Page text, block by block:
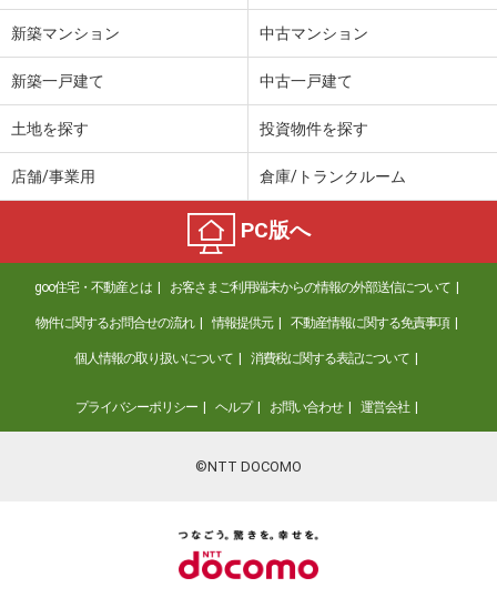
新築マンション 中古マンション
新築一戸建て 中古一戸建て
土地を探す 投資物件を探す
店舗/事業用 倉庫/トランクルーム
PC版へ
goo住宅・不動産とは お客さまご利用端末からの情報の外部送信について
物件に関するお問合せの流れ 情報提供元 不動産情報に関する免責事項
個人情報の取り扱いについて 消費税に関する表記について
プライバシーポリシー ヘルプ お問い合わせ 運営会社
©NTT DOCOMO